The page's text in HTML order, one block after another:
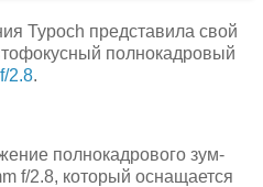
Typoch представила свой
полнокадровый
2.8.
полнокадрового зум-
f/2.8, который оснащается